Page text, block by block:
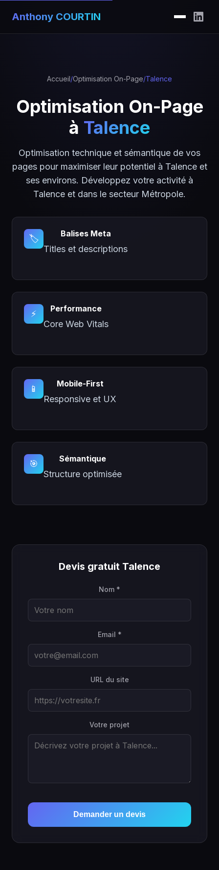
Anthony COURTIN
Accueil/Optimisation On-Page/Talence
Optimisation On-Page
à Talence
Optimisation technique et sémantique de vos
pages pour maximiser leur potentiel à Talence et
ses environs. Développez votre activité à
Talence et dans le secteur Métropole.
🏷️ Balises Meta
Titles et descriptions
⚡ Performance
Core Web Vitals
📱 Mobile-First
Responsive et UX
🎯 Sémantique
Structure optimisée
Devis gratuit Talence
Nom *
Email *
URL du site
Votre projet
Demander un devis